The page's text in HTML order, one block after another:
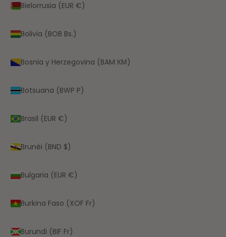
Bielorrusia (EUR €)
Bolivia (BOB Bs.)
Bosnia y Herzegovina (BAM КМ)
Botsuana (BWP P)
Brasil (EUR €)
Brunéi (BND $)
Bulgaria (EUR €)
Burkina Faso (XOF Fr)
Burundi (BIF Fr)